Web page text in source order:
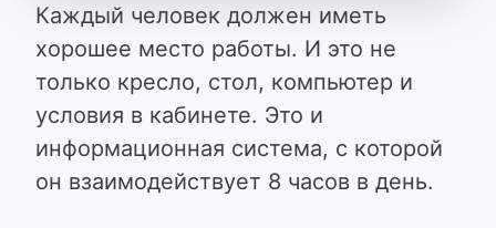
Каждый человек должен иметь
хорошее место работы. И это не
только кресло, стол, компьютер и
условия в кабинете. Это и
информационная система, с которой
он взаимодействует 8 часов в день.